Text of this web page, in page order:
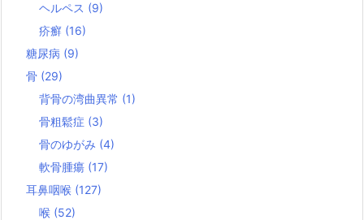
ヘルペス (9)
疥癬 (16)
糖尿病 (9)
骨 (29)
背骨の湾曲異常 (1)
骨粗鬆症 (3)
骨のゆがみ (4)
軟骨腫瘍 (17)
耳鼻咽喉 (127)
喉 (52)